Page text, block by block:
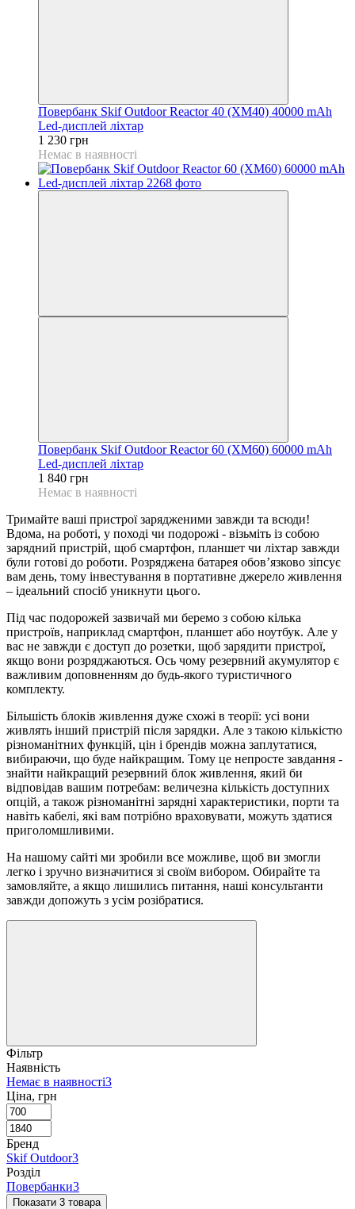
Повербанк Skif Outdoor Reactor 40 (XM40) 40000 mAh
Led-дисплей ліхтар
1 230 грн
Немає в наявності
Повербанк Skif Outdoor Reactor 60 (XM60) 60000 mAh
Led-дисплей ліхтар
1 840 грн
Немає в наявності
Тримайте ваші пристрої зарядженими завжди та всюди!
Вдома, на роботі, у поході чи подорожі - візьміть із собою
зарядний пристрій, щоб смартфон, планшет чи ліхтар завжди
були готові до роботи. Розряджена батарея обов’язково зіпсує
вам день, тому інвестування в портативне джерело живлення
– ідеальний спосіб уникнути цього.
Під час подорожей зазвичай ми беремо з собою кілька
пристроїв, наприклад смартфон, планшет або ноутбук. Але у
вас не завжди є доступ до розетки, щоб зарядити пристрої,
якщо вони розряджаються. Ось чому резервний акумулятор є
важливим доповненням до будь-якого туристичного
комплекту.
Більшість блоків живлення дуже схожі в теорії: усі вони
живлять інший пристрій після зарядки. Але з такою кількістю
різноманітних функцій, цін і брендів можна заплутатися,
вибираючи, що буде найкращим. Тому це непросте завдання -
знайти найкращий резервний блок живлення, який би
відповідав вашим потребам: величезна кількість доступних
опцій, а також різноманітні зарядні характеристики, порти та
навіть кабелі, які вам потрібно враховувати, можуть здатися
приголомшливими.
На нашому сайті ми зробили все можливе, щоб ви змогли
легко і зручно визначитися зі своїм вибором. Обирайте та
замовляйте, а якщо лишились питання, наші консультанти
завжди допожуть з усім розібратися.
Фільтр
Наявність
Немає в наявності3
Ціна, грн
Бренд
Skif Outdoor3
Розділ
Повербанки3
Показати 3 товара